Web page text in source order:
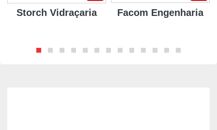
Storch Vidraçaria Facom Engenharia